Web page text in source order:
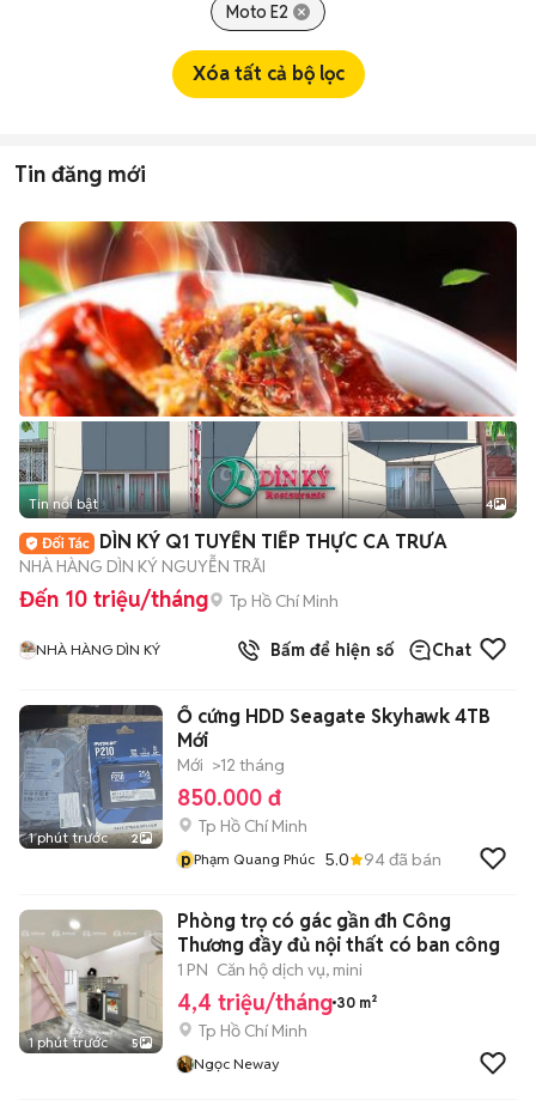
Moto E2
Xóa tất cả bộ lọc
Tin đăng mới
Tin nổi bật 4
DÌN KÝ Q1 TUYỂN TIẾP THỰC CA TRƯA
NHÀ HÀNG DÌN KÝ NGUYỄN TRÃI
Đến 10 triệu/tháng Tp Hồ Chí Minh
NHÀ HÀNG DÌN KÝ Bấm để hiện số Chat
1 phút trước 2
Ổ cứng HDD Seagate Skyhawk 4TB
Mới
Mới >12 tháng
850.000 đ
Tp Hồ Chí Minh
pPhạm Quang Phúc 5.0 94đã bán
1 phút trước 5
Phòng trọ có gác gần đh Công
Thương đầy đủ nội thất có ban công
1 PN Căn hộ dịch vụ, mini
4,4 triệu/tháng 30 m²
Tp Hồ Chí Minh
Ngọc Neway